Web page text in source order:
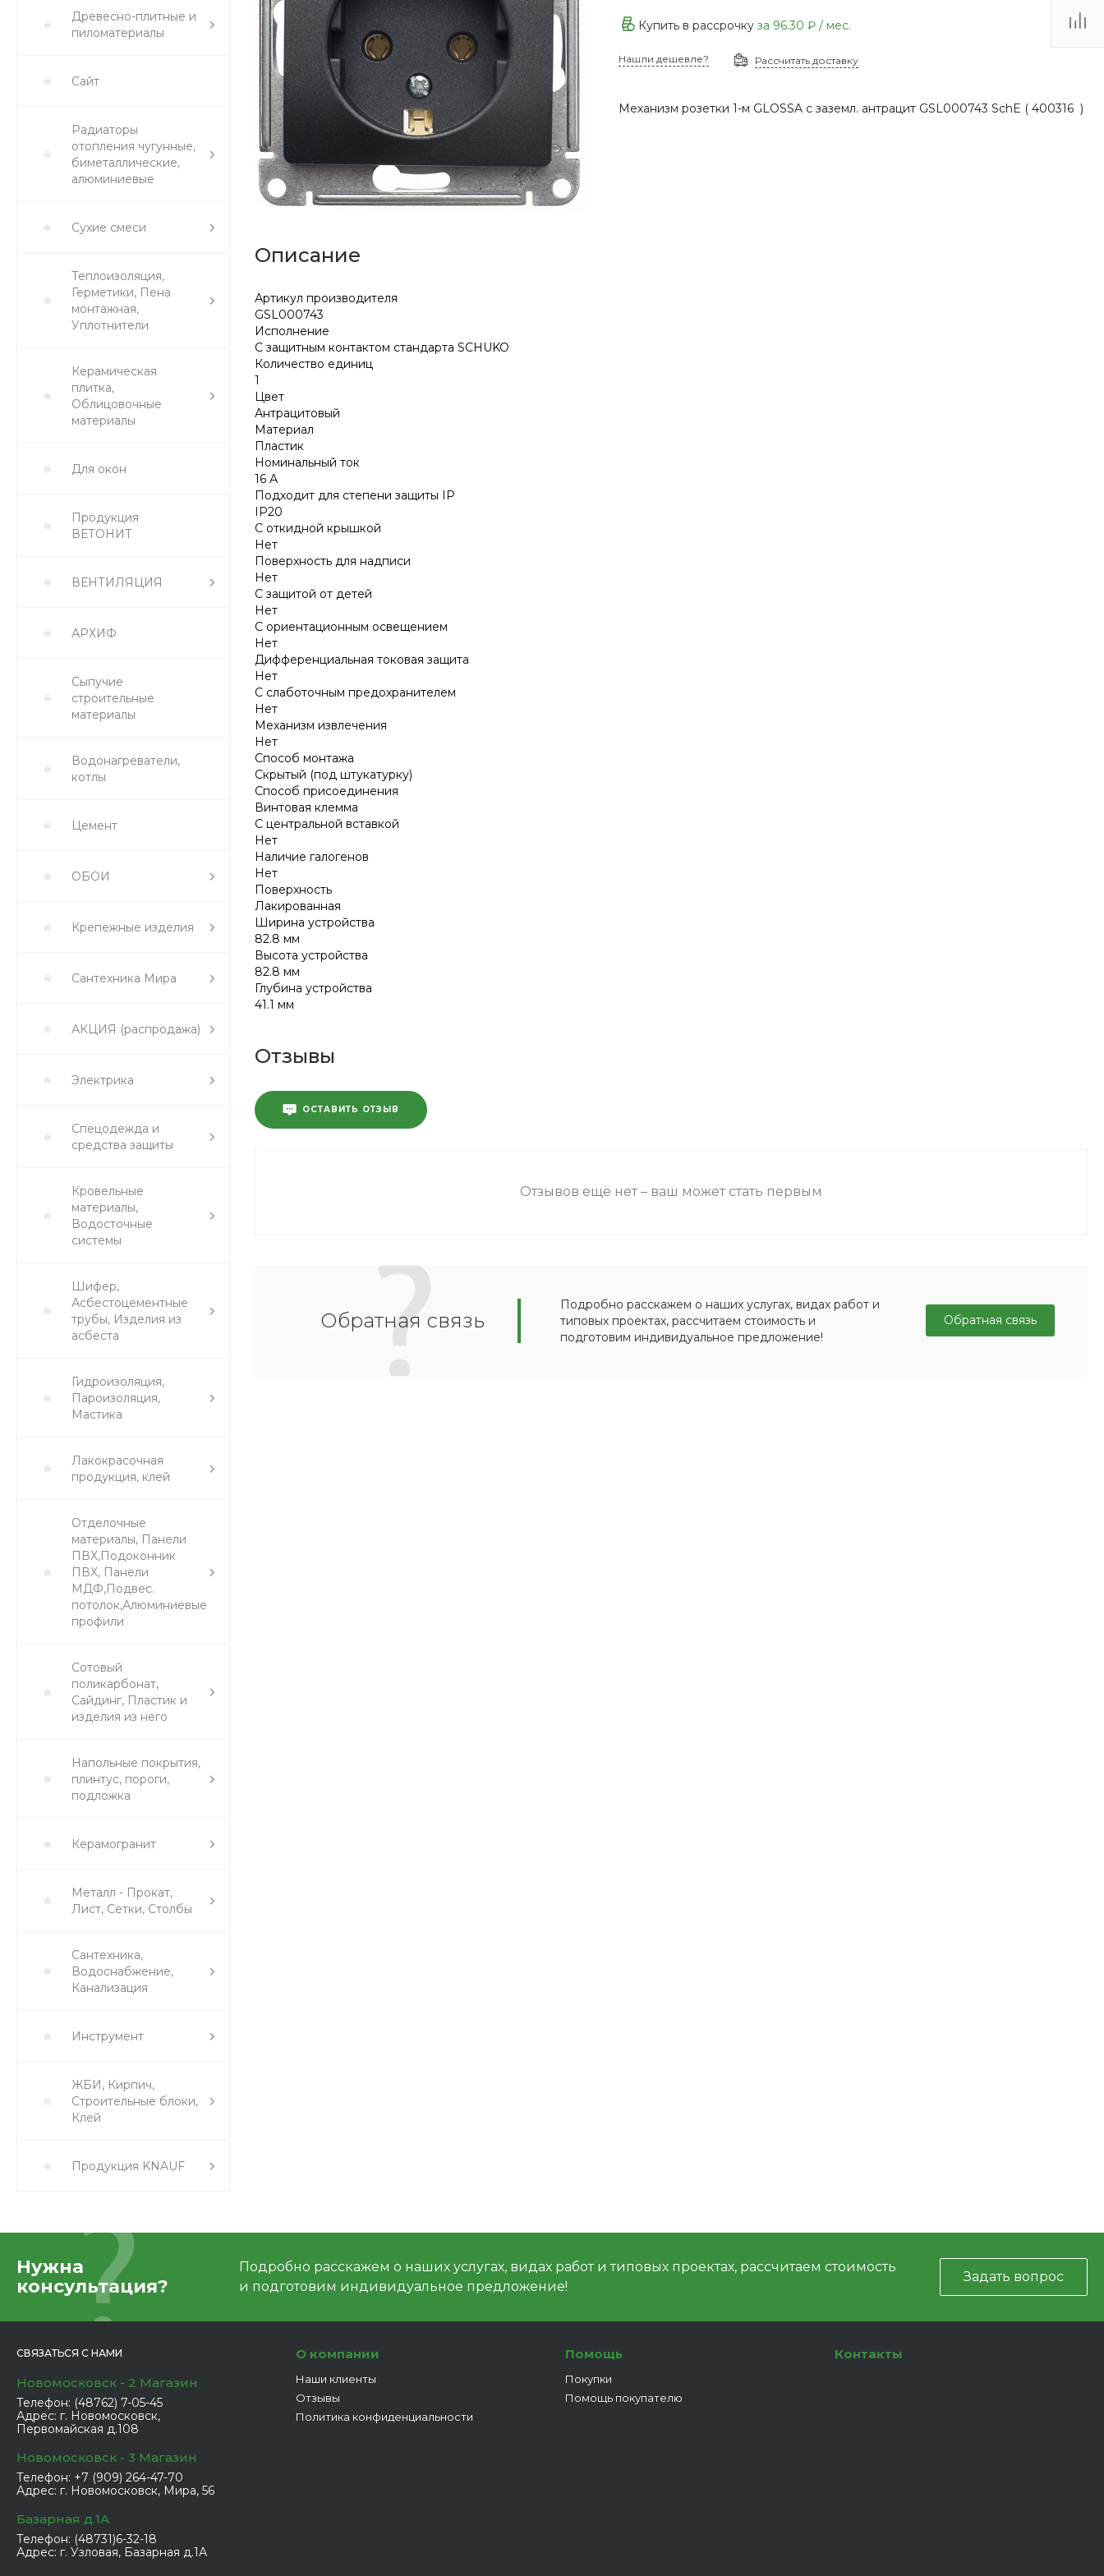
Древесно-плитные и
пиломатериалы
Сайт
Радиаторы
отопления чугунные,
биметаллические,
алюминиевые
Сухие смеси
Теплоизоляция,
Герметики, Пена
монтажная,
Уплотнители
Керамическая
плитка,
Облицовочные
материалы
Для окон
Продукция
ВЕТОНИТ
ВЕНТИЛЯЦИЯ
АРХИФ
Сыпучие
строительные
материалы
Водонагреватели,
котлы
Цемент
ОБОИ
Крепежные изделия
Сантехника Мира
АКЦИЯ (распродажа)
Электрика
Спецодежда и
средства защиты
Кровельные
материалы,
Водосточные
системы
Шифер,
Асбестоцементные
трубы, Изделия из
асбеста
Гидроизоляция,
Пароизоляция,
Мастика
Лакокрасочная
продукция, клей
Отделочные
материалы, Панели
ПВХ,Подоконник
ПВХ, Панели
МДФ,Подвес.
потолок,Алюминиевые
профили
Сотовый
поликарбонат,
Сайдинг, Пластик и
изделия из него
Напольные покрытия,
плинтус, пороги,
подложка
Керамогранит
Металл - Прокат,
Лист, Сетки, Столбы
Сантехника,
Водоснабжение,
Канализация
Инструмент
ЖБИ, Кирпич,
Строительные блоки,
Клей
Продукция KNAUF
Купить в рассрочку за 96.30 ₽/ мес.
Нашли дешевле? Рассчитать доставку
Механизм розетки 1-м GLOSSA с заземл. антрацит GSL000743 SchE ( 400316 )
Описание
Артикул производителя
GSL000743
Исполнение
С защитным контактом стандарта SCHUKO
Количество единиц
1
Цвет
Антрацитовый
Материал
Пластик
Номинальный ток
16 А
Подходит для степени защиты IP
IP20
С откидной крышкой
Нет
Поверхность для надписи
Нет
С защитой от детей
Нет
С ориентационным освещением
Нет
Дифференциальная токовая защита
Нет
С слаботочным предохранителем
Нет
Механизм извлечения
Нет
Способ монтажа
Скрытый (под штукатурку)
Способ присоединения
Винтовая клемма
С центральной вставкой
Нет
Наличие галогенов
Нет
Поверхность
Лакированная
Ширина устройства
82.8 мм
Высота устройства
82.8 мм
Глубина устройства
41.1 мм
Отзывы
ОСТАВИТЬ ОТЗЫВ
Отзывов ещё нет – ваш может стать первым
Обратная связь
Подробно расскажем о наших услугах, видах работ и
типовых проектах, рассчитаем стоимость и
подготовим индивидуальное предложение!
Обратная связь
Нужна
консультация?
Подробно расскажем о наших услугах, видах работ и типовых проектах, рассчитаем стоимость
и подготовим индивидуальное предложение!
Задать вопрос
СВЯЗАТЬСЯ С НАМИ
Новомосковск - 2 Магазин
Телефон: (48762) 7-05-45
Адрес: г. Новомосковск,
Первомайская д.108
Новомосковск - 3 Магазин
Телефон: +7 (909) 264-47-70
Адрес: г. Новомосковск, Мира, 56
Базарная д.1А
Телефон: (48731)6-32-18
Адрес: г. Узловая, Базарная д.1А
О компании
Наши клиенты
Отзывы
Политика конфиденциальности
Помощь
Покупки
Помощь покупателю
Контакты